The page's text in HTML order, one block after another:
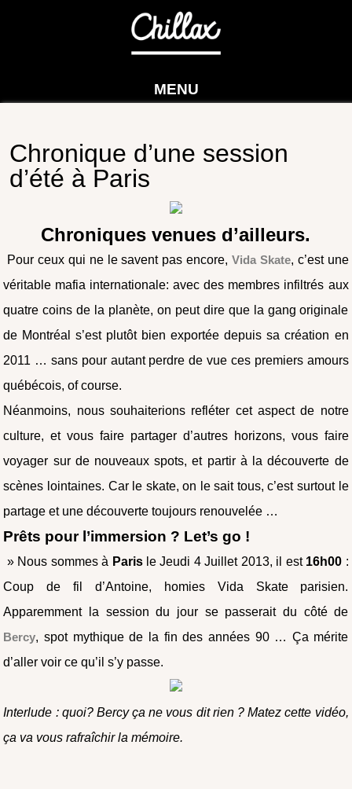
MENU
Chronique d’une session
d’été à Paris
Chroniques venues d’ailleurs.
Pour ceux qui ne le savent pas encore, Vida Skate, c’est une
véritable mafia internationale: avec des membres infiltrés aux
quatre coins de la planète, on peut dire que la gang originale
de Montréal s’est plutôt bien exportée depuis sa création en
2011 … sans pour autant perdre de vue ces premiers amours
québécois, of course.
Néanmoins, nous souhaiterions refléter cet aspect de notre
culture, et vous faire partager d’autres horizons, vous faire
voyager sur de nouveaux spots, et partir à la découverte de
scènes lointaines. Car le skate, on le sait tous, c’est surtout le
partage et une découverte toujours renouvelée …
Prêts pour l’immersion ? Let’s go !
» Nous sommes à Paris le Jeudi 4 Juillet 2013, il est 16h00 :
Coup de fil d’Antoine, homies Vida Skate parisien.
Apparemment la session du jour se passerait du côté de
Bercy, spot mythique de la fin des années 90 … Ça mérite
d’aller voir ce qu’il s’y passe.
Interlude : quoi? Bercy ça ne vous dit rien ? Matez cette vidéo,
ça va vous rafraîchir la mémoire.